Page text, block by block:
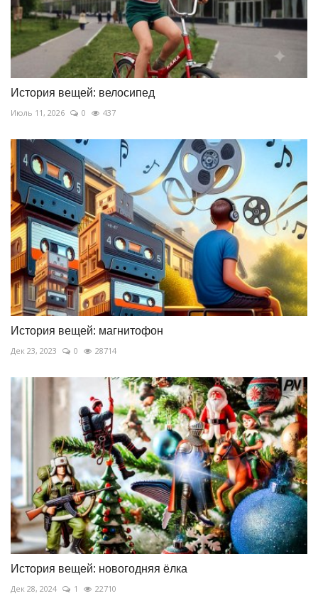
История вещей: велосипед
Июль 11, 2026 0 437
История вещей: магнитофон
Дек 23, 2023 0 28714
История вещей: новогодняя ёлка
Дек 28, 2024 1 22710